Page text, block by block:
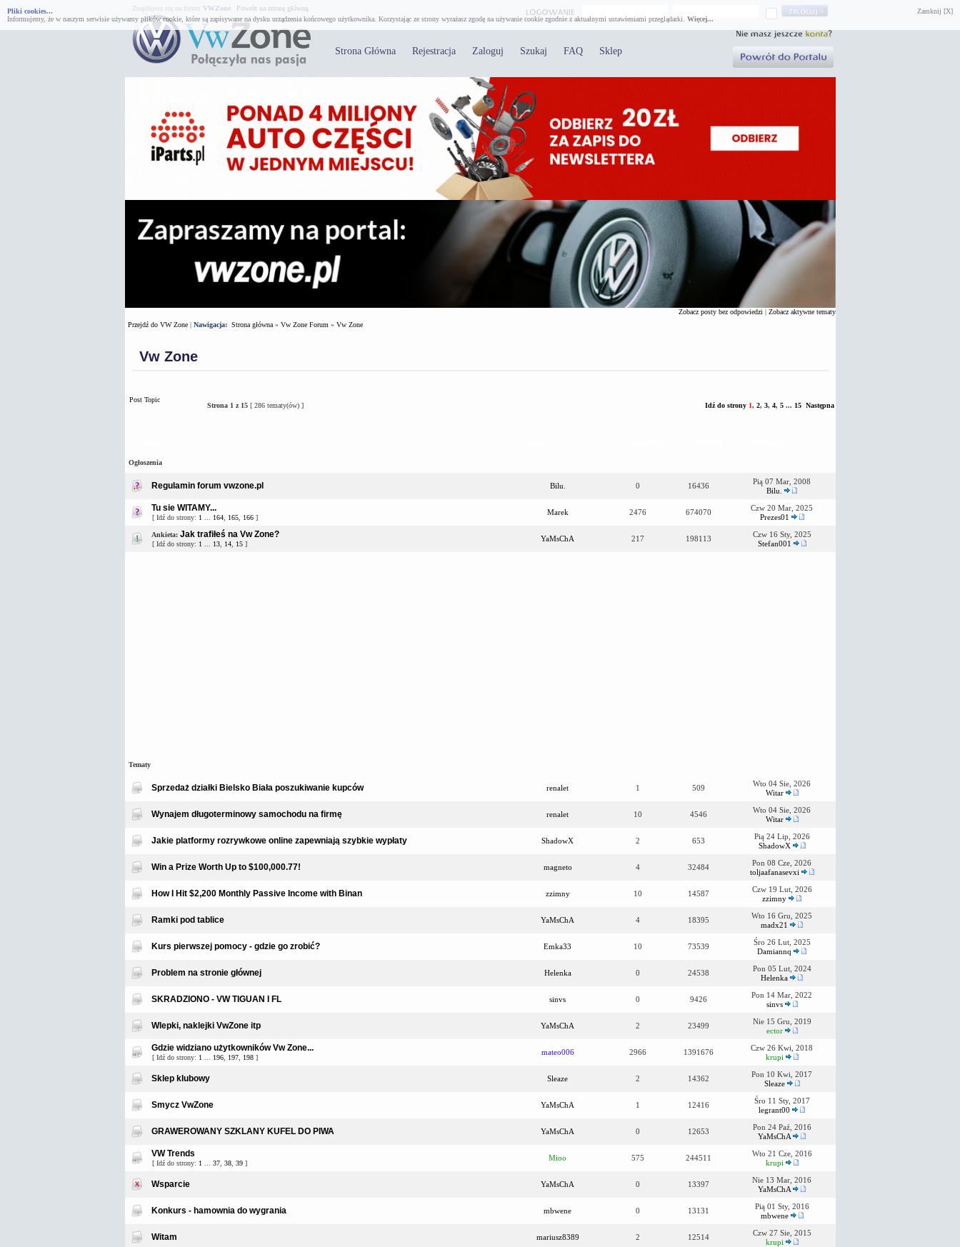
Zamknij [X]
Pliki cookies...
Informujemy, że w naszym serwisie używamy plików cookie, które są zapisywane na dysku urządzenia końcowego użytkownika. Korzystając ze strony wyrażasz zgodę na używanie cookie zgodnie z aktualnymi ustawieniami przeglądarki. Więcej...
Znajdujesz się na forum VWZone. Powrót na stronę główną.
Strona Główna Rejestracja Zaloguj Szukaj FAQ Sklep
Zobacz posty bez odpowiedzi | Zobacz aktywne tematy
Przejdź do VW Zone| Nawigacja: Strona główna» Vw Zone Forum » Vw Zone
Vw Zone
Post Topic
Strona 1 z 15[ 286 tematy(ów) ] Idź do strony 1, 2, 3, 4, 5... 15 Następna
Ogłoszenia
Regulamin forum vwzone.pl Bilu. 0 16436
Pią 07 Mar, 2008
Bilu.
Tu sie WITAMY...
[ Idź do strony: 1 164, 165, 166]
Marek 2476 674070
Czw 20 Mar, 2025
Prezes01
Ankieta: Jak trafiłeś na Vw Zone?
[ Idź do strony: 1 13, 14, 15]
YaMsChA 217 198113
Czw 16 Sty, 2025
Stefan001
Tematy
Sprzedaż działki Bielsko Biała poszukiwanie kupców renalet 1 509
Wto 04 Sie, 2026
Witar
Wynajem długoterminowy samochodu na firmę renalet 10 4546
Wto 04 Sie, 2026
Witar
Jakie platformy rozrywkowe online zapewniają szybkie wypłaty ShadowX 2 653
Pią 24 Lip, 2026
ShadowX
Win a Prize Worth Up to $100,000.77! magneto 4 32484
Pon 08 Cze, 2026
toljaafanasevxi
How I Hit $2,200 Monthly Passive Income with Binan zzimny 10 14587
Czw 19 Lut, 2026
zzimny
Ramki pod tablice YaMsChA 4 18395
Wto 16 Gru, 2025
madx21
Kurs pierwszej pomocy - gdzie go zrobić? Emka33 10 73539
Śro 26 Lut, 2025
Damiannq
Problem na stronie głównej Helenka 0 24538
Pon 05 Lut, 2024
Helenka
SKRADZIONO - VW TIGUAN I FL sinvs 0 9426
Pon 14 Mar, 2022
sinvs
Wlepki, naklejki VwZone itp YaMsChA 2 23499
Nie 15 Gru, 2019
ector
Gdzie widziano użytkowników Vw Zone...
[ Idź do strony: 1 196, 197, 198]
mateo006 2966 1391676
Czw 26 Kwi, 2018
krupi
Sklep klubowy Sleaze 2 14362
Pon 10 Kwi, 2017
Sleaze
Smycz VwZone YaMsChA 1 12416
Śro 11 Sty, 2017
legrant00
GRAWEROWANY SZKLANY KUFEL DO PIWA YaMsChA 0 12653
Pon 24 Paź, 2016
YaMsChA
VW Trends
[ Idź do strony: 1 37, 38, 39]
Mioo 575 244511
Wto 21 Cze, 2016
krupi
Wsparcie YaMsChA 0 13397
Nie 13 Mar, 2016
YaMsChA
Konkurs - hamownia do wygrania mbwene 0 13131
Pią 01 Sty, 2016
mbwene
Witam mariusz8389 2 12514
Czw 27 Sie, 2015
krupi